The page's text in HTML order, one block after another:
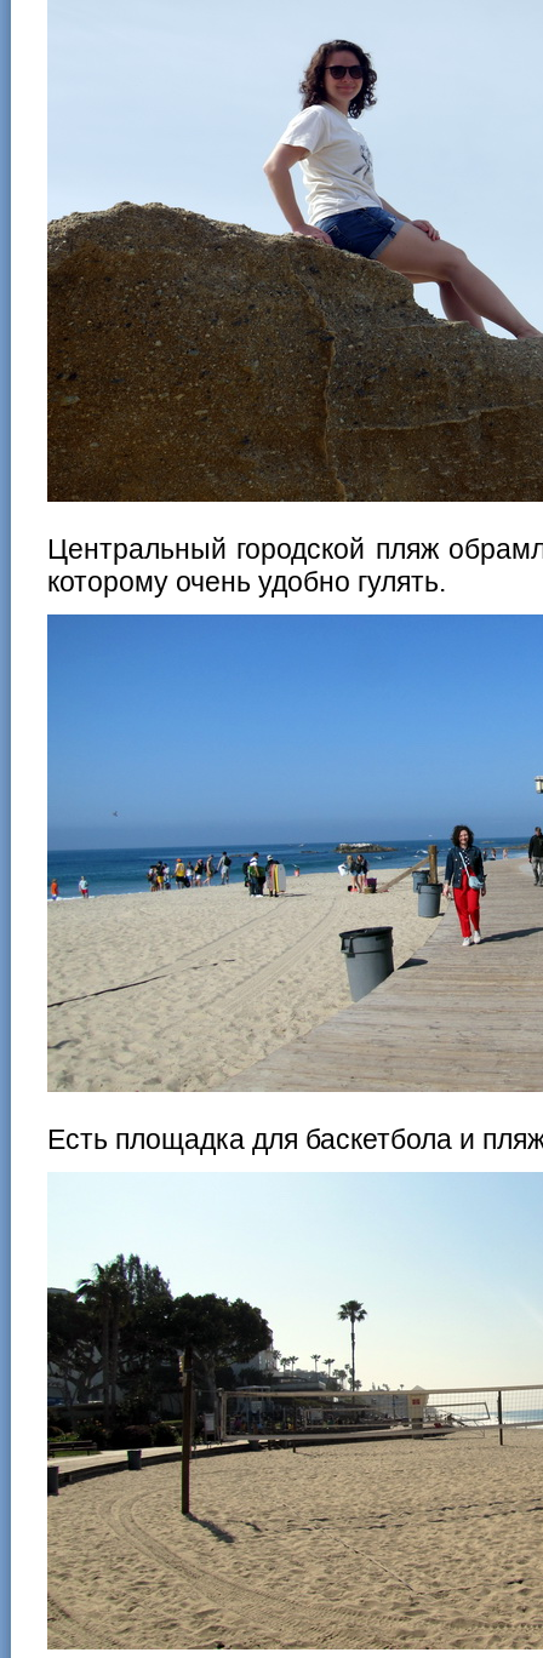
Центральный городской пляж
которому очень удобно гулять.
Есть площадка для баскетбола и